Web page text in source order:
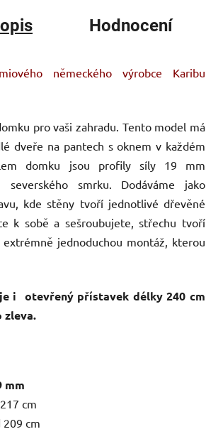
Hodnocení
německého výrobce Karibu
pro vaši zahradu. Tento model má
dveře na pantech s oknem v každém
domku jsou profily síly 19 mm
smrku. Dodáváme jako
kde stěny tvoří jednotlivé dřevěné
k sobě a sešroubujete, střechu tvoří
jednoduchou montáž, kterou
i otevřený přístavek délky 240 cm
zleva.
mm
cm
cm